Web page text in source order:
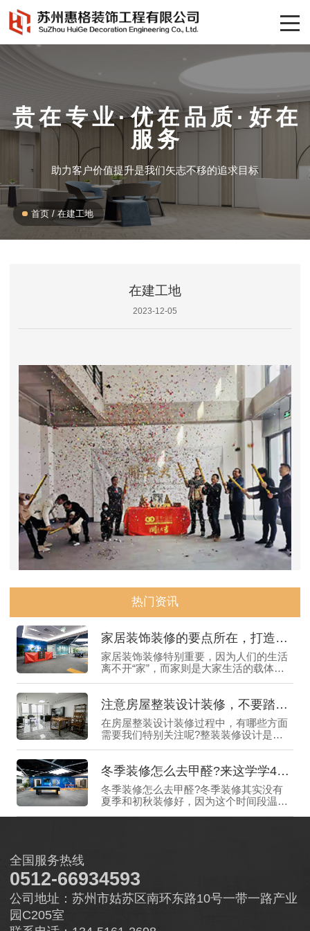
贵在专业·优在品质·好在
服务
助力客户价值提升是我们矢志不移的追求目标
首页/ 在建工地
在建工地
2023-12-05
热门资讯
家居装饰装修的要点所在，打造舒适生活的关键
家居装饰装修特别重要，因为人们的生活
离不开“家”，而家则是大家生活的载体，
行家居装饰装修就显得尤为重要了，为了
帮助大家更好地理解和应用家居装修装饰
的相关知识，下面惠格装饰就来给大家仔
细介绍一下。
注意房屋整装设计装修，不要踏进“雷区”
在房屋整装设计装修过程中，有哪些方面
需要我们特别关注呢?整装装修设计是全
馨港湾，每一个细节都可能影响到我们的
生活质量，所以如果选择房屋整装设计装
修的话，需要提前了解一些细节与要点，
那么下面惠格装饰就来给大家介绍一下。
冬季装修怎么去甲醛?来这学学4个好窍门
冬季装修怎么去甲醛?冬季装修其实没有
夏季和初秋装修好，因为这个时间段温度
下面惠格装饰就来给大家介绍一下。
全国服务热线
0512-66934593
公司地址：苏州市姑苏区南环东路10号一带一路产业
园C205室